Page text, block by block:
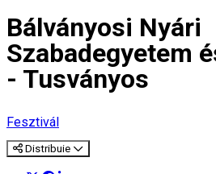
Bálványosi Nyári
Szabadegyetem
- Tusványos
Fesztivál
Distribuie